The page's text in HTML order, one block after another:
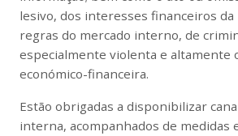
lesivo, dos interesses financeiros da
regras do mercado interno, de
especialmente violenta e altamente
económico-financeira.
Estão obrigadas a disponibilizar
interna, acompanhados de medidas